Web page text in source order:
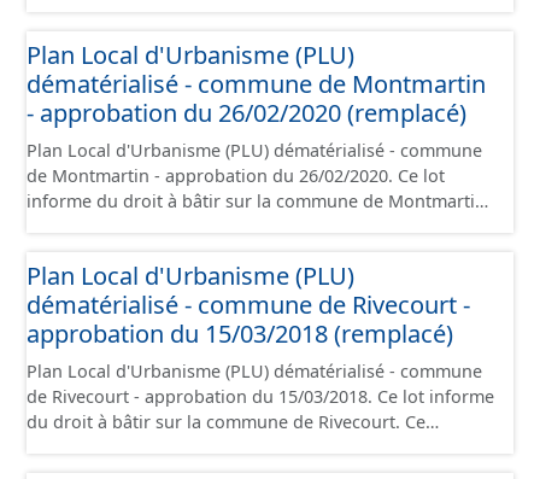
contient les pièces administratives, le rapport de
présentation, le PADD, le règlement (à l'exception des
plans de zonages), les annexes, les orientations
d'aménagement et les données géographiques. Malgré
l'attention portée à la création de ces données, il est
rappelé que seuls les documents papier font foi et sont
opposables d'un point de vue juridique.
Plan Local d'Urbanisme (PLU)
dématérialisé - commune de Montmartin
- approbation du 26/02/2020 (remplacé)
Plan Local d'Urbanisme (PLU) dématérialisé - commune
de Montmartin - approbation du 26/02/2020. Ce lot
informe du droit à bâtir sur la commune de Montmartin.
administratives, le rapport de présentation, le PADD, le
règlement (à l'exception des plans de zonages), les
annexes, les orientations d'aménagement et les données
géographiques. Malgré l'attention portée à la création
de ces données, il est rappelé que seuls les documents
papier font foi et sont opposables d'un point de vue
juridique.
Plan Local d'Urbanisme (PLU)
dématérialisé - commune de Rivecourt -
approbation du 15/03/2018 (remplacé)
Plan Local d'Urbanisme (PLU) dématérialisé - commune
de Rivecourt - approbation du 15/03/2018. Ce lot informe
du droit à bâtir sur la commune de Rivecourt. Ce